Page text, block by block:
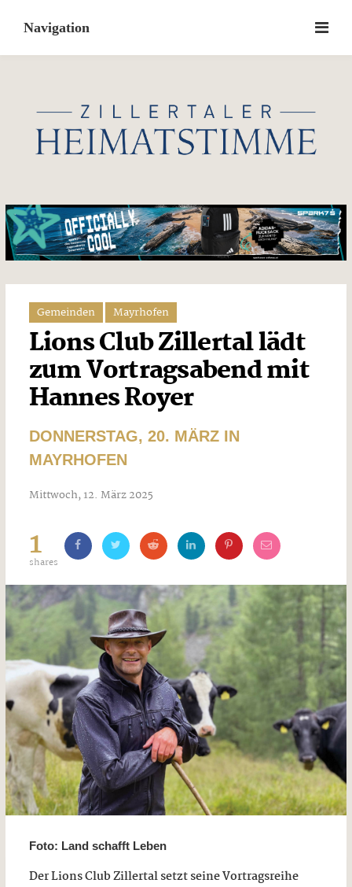
content
Gemeinden Mayrhofen
Lions Club Zillertal lädt
zum Vortragsabend mit
Hannes Royer
DONNERSTAG, 20. MÄRZ IN
MAYRHOFEN
Mittwoch, 12. März 2025
1
shares
Foto: Land schafft Leben
Der Lions Club Zillertal setzt seine Vortragsreihe